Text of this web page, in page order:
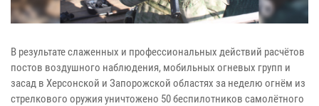
В результате слаженных и профессиональных действий расчётов
постов воздушного наблюдения, мобильных огневых групп и
засад в Херсонской и Запорожской областях за неделю огнём из
стрелкового оружия уничтожено 50 беспилотников самолётного